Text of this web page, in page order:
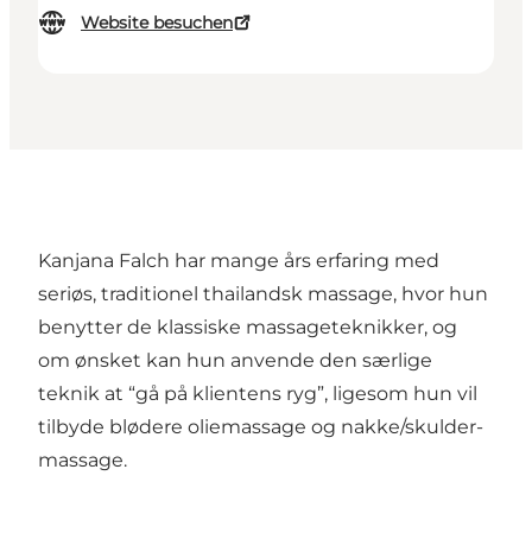
Website besuchen
Kanjana Falch har mange års erfaring med
seriøs, traditionel thailandsk massage, hvor hun
benytter de klassiske massageteknikker, og
om ønsket kan hun anvende den særlige
teknik at “gå på klientens ryg”, ligesom hun vil
tilbyde blødere oliemassage og nakke/skulder-
massage.